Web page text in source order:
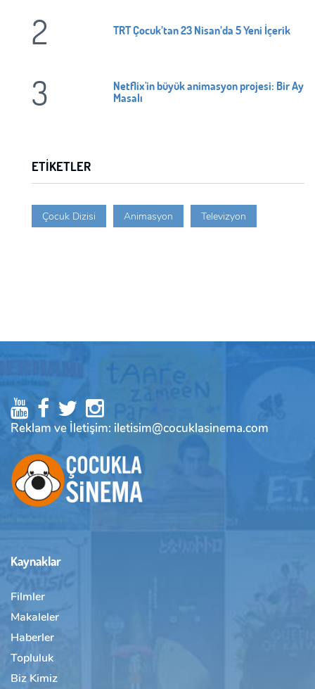
2 TRT Çocuk’tan 23 Nisan’da 5 Yeni İçerik
3
Netflix'in büyük animasyon projesi: Bir Ay
Masalı
ETIKETLER
Çocuk Dizisi Animasyon Televizyon
Reklam ve İletişim: iletisim@cocuklasinema.com
Kaynaklar
Filmler
Makaleler
Haberler
Topluluk
Biz Kimiz